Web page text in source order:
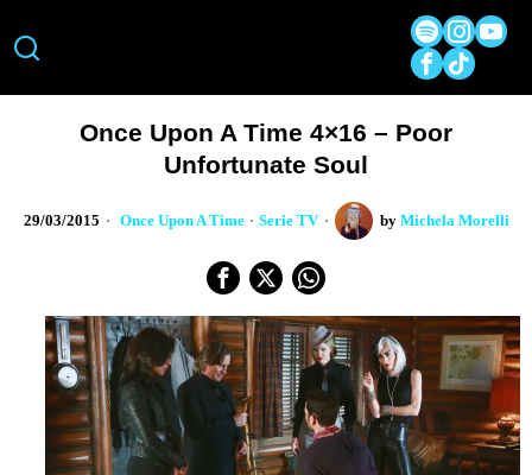
Once Upon A Time 4×16 – Poor
Unfortunate Soul
29/03/2015 Once Upon A Time · Serie TV by Michela Morelli